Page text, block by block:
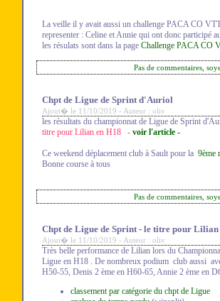
La veille il y avait aussi un challenge PACA CO
representer : Celine et Annie qui ont donc participé
les résulats sont dans la page Challenge PACA CO
Pas de commentaires,
Chpt de Ligue de Sprint d'Auriol
Ajout� le 11/10/2019 - Auteur : oliv
les résultats du championnat de Ligue de Sprint
titre pour Lilian en H18 - voir l'article -
Ce weekend déplacement club à Sault pour la 9ème
Bonne course à tous
Pas de commentaires,
Chpt de Ligue de Sprint - le titre pour Lilian
Ajout� le 11/10/2019 - Auteur : oliv
Très belle performance de Lilian lors du
Ligue en H18 . De nombreux podium club aussi
H50-55, Denis 2 ème en H60-65, Annie 2 ème en
classement par catégorie du chpt de Ligue